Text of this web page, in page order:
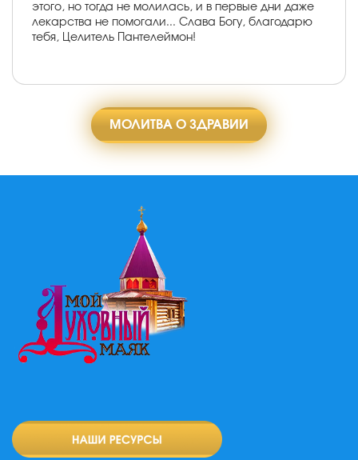
этого, но тогда не молилась, и в первые дни даже
лекарства не помогали... Слава Богу, благодарю
тебя, Целитель Пантелеймон!
МОЛИТВА О ЗДРАВИИ